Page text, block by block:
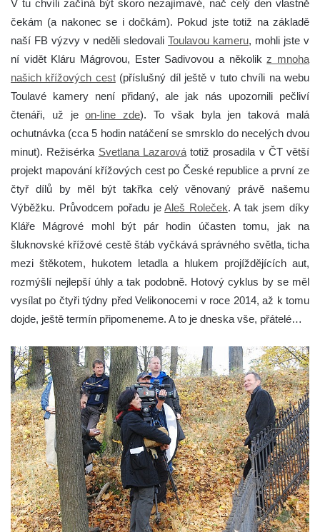
V tu chvíli začíná být skoro nezajímavé, nač celý den vlastně
čekám (a nakonec se i dočkám). Pokud jste totiž na základě
naší FB výzvy v neděli sledovali Toulavou kameru, mohli jste v
ní vidět Kláru Mágrovou, Ester Sadivovou a několikz mnoha
našich křížových cest(příslušný díl ještě v tuto chvíli na webu
Toulavé kamery není přidaný, ale jak nás upozornili pečliví
čtenáři, už jeon-line zde). To však byla jen taková malá
ochutnávka (cca 5 hodin natáčení se smrsklo do necelých dvou
minut). Režisérka Svetlana Lazarovátotiž prosadila v ČT větší
projekt mapování křížových cest po České republice a první ze
čtyř dílů by měl být takřka celý věnovaný právě našemu
Výběžku. Průvodcem pořadu jeAleš Roleček. A tak jsem díky
Kláře Mágrové mohl být pár hodin účasten tomu, jak na
šluknovské křížové cestě štáb vyčkává správného světla, ticha
mezi štěkotem, hukotem letadla a hlukem projíždějících aut,
rozmýšlí nejlepší úhly a tak podobně. Hotový cyklus by se měl
vysílat po čtyři týdny před Velikonocemi v roce 2014, až k tomu
dojde, ještě termín připomeneme. A to je dneska vše, přátelé…